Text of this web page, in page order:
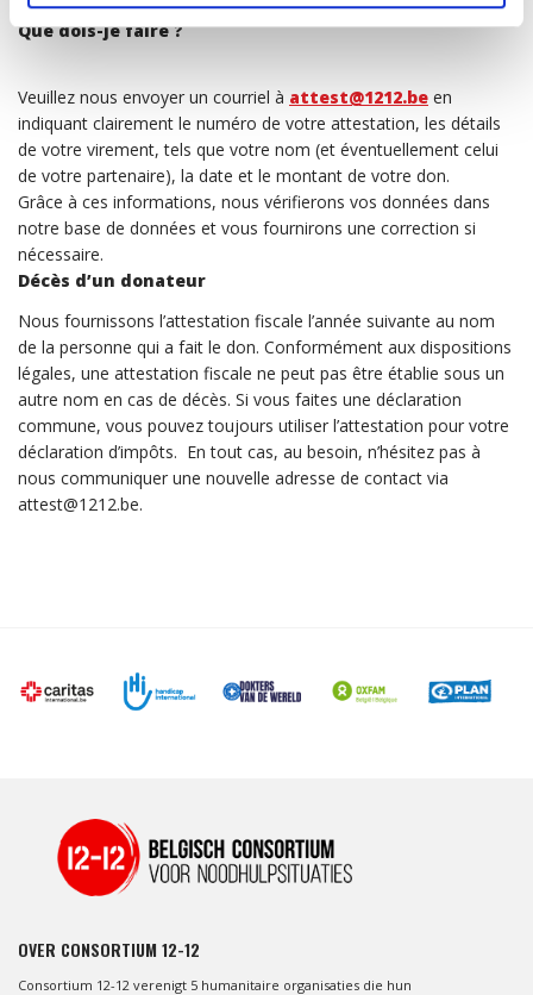
Que dois-je faire ?
Veuillez nous envoyer un courriel à attest@1212.be en
indiquant clairement le numéro de votre attestation, les détails
de votre virement, tels que votre nom (et éventuellement celui
de votre partenaire), la date et le montant de votre don.
Grâce à ces informations, nous vérifierons vos données dans
notre base de données et vous fournirons une correction si
nécessaire.
Décès d’un donateur
Nous fournissons l’attestation fiscale l’année suivante au nom
de la personne qui a fait le don. Conformément aux dispositions
légales, une attestation fiscale ne peut pas être établie sous un
autre nom en cas de décès. Si vous faites une déclaration
commune, vous pouvez toujours utiliser l’attestation pour votre
déclaration d’impôts. En tout cas, au besoin, n’hésitez pas à
nous communiquer une nouvelle adresse de contact via
attest@1212.be.
OVER CONSORTIUM 12-12
Consortium 12-12 verenigt 5 humanitaire organisaties die hun